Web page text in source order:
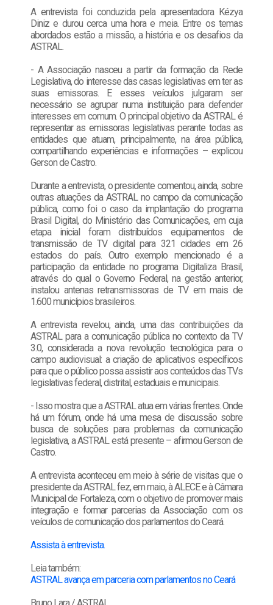
A entrevista foi conduzida pela apresentadora Kézya
Diniz e durou cerca uma hora e meia. Entre os temas
abordados estão a missão, a história e os desafios da
ASTRAL.
- A Associação nasceu a partir da formação da Rede
Legislativa, do interesse das casas legislativas em ter as
suas emissoras. E esses veículos julgaram ser
necessário se agrupar numa instituição para defender
interesses em comum. O principal objetivo da ASTRAL é
representar as emissoras legislativas perante todas as
entidades que atuam, principalmente, na área pública,
compartilhando experiências e informações – explicou
Gerson de Castro.
Durante a entrevista, o presidente comentou, ainda, sobre
outras atuações da ASTRAL no campo da comunicação
pública, como foi o caso da implantação do programa
Brasil Digital, do Ministério das Comunicações, em cuja
etapa inicial foram distribuídos equipamentos de
transmissão de TV digital para 321 cidades em 26
estados do país. Outro exemplo mencionado é a
participação da entidade no programa Digitaliza Brasil,
através do qual o Governo Federal, na gestão anterior,
instalou antenas retransmissoras de TV em mais de
1.600 municípios brasileiros.
A entrevista revelou, ainda, uma das contribuições da
ASTRAL para a comunicação pública no contexto da TV
3.0, considerada a nova revolução tecnológica para o
campo audiovisual: a criação de aplicativos específicos
para que o público possa assistir aos conteúdos das TVs
legislativas federal, distrital, estaduais e municipais.
- Isso mostra que a ASTRAL atua em várias frentes. Onde
há um fórum, onde há uma mesa de discussão sobre
busca de soluções para problemas da comunicação
legislativa, a ASTRAL está presente – afirmou Gerson de
Castro.
A entrevista aconteceu em meio à série de visitas que o
presidente da ASTRAL fez, em maio, à ALECE e à Câmara
Municipal de Fortaleza, com o objetivo de promover mais
integração e formar parcerias da Associação com os
veículos de comunicação dos parlamentos do Ceará.
Assista à entrevista.
Leia também:
ASTRAL avança em parceria com parlamentos no Ceará